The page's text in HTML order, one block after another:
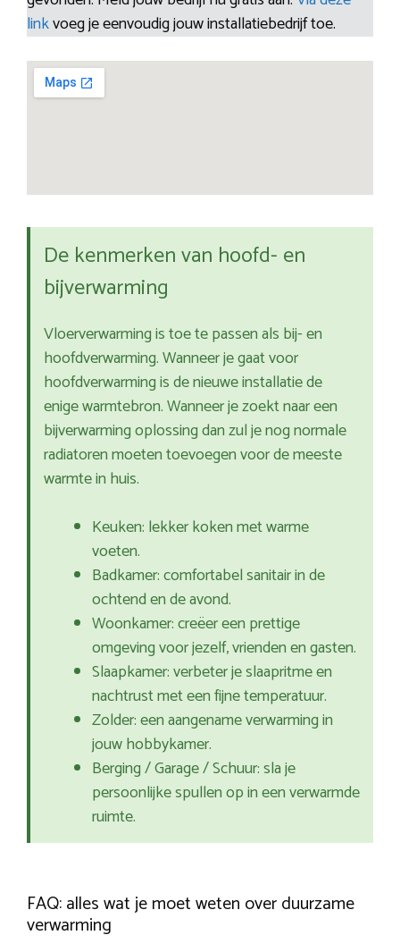
linkvoeg je eenvoudig jouw installatiebedrijf toe.
De kenmerken van hoofd- en
bijverwarming
Vloerverwarming is toe te passen als bij- en
hoofdverwarming. Wanneer je gaat voor
hoofdverwarming is de nieuwe installatie de
enige warmtebron. Wanneer je zoekt naar een
bijverwarming oplossing dan zul je nog normale
radiatoren moeten toevoegen voor de meeste
warmte in huis.
Keuken: lekker koken met warme
voeten.
Badkamer: comfortabel sanitair in de
ochtend en de avond.
Woonkamer: creëer een prettige
omgeving voor jezelf, vrienden en gasten.
Slaapkamer: verbeter je slaapritme en
nachtrust met een fijne temperatuur.
Zolder: een aangename verwarming in
jouw hobbykamer.
Berging / Garage / Schuur: sla je
persoonlijke spullen op in een verwarmde
ruimte.
FAQ: alles wat je moet weten over duurzame
verwarming